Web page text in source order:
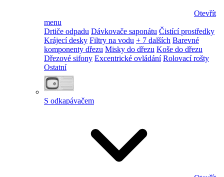
Otevřít
menu
Drtiče odpadu Dávkovače saponátu Čistící prostředky
Krájecí desky Filtry na vodu + 7 dalších Barevné
komponenty dřezu Misky do dřezu Koše do dřezu
Dřezové sifony Excentrické ovládání Rolovací rošty
Ostatní
S odkapávačem